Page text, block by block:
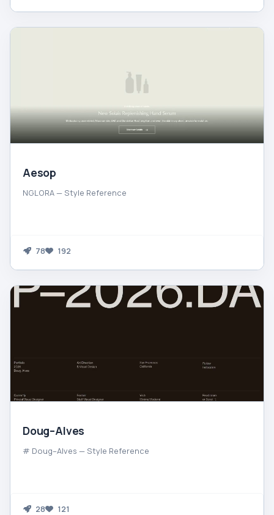
Aesop
NGLORA — Style Reference
78 192
Doug–Alves
# Doug–Alves — Style Reference
28 121